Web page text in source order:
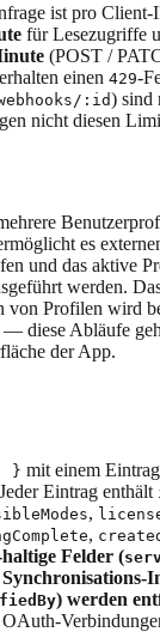
ist pro Client-
für Lesezugriffe
(POST /
einen 429-
:id) sind
nicht diesen
es
und das aktive
werden.
von Profilen wird
diese Abläufe
der App.
} mit einem
Eintrag enthält
,
,
Felder (
) werden